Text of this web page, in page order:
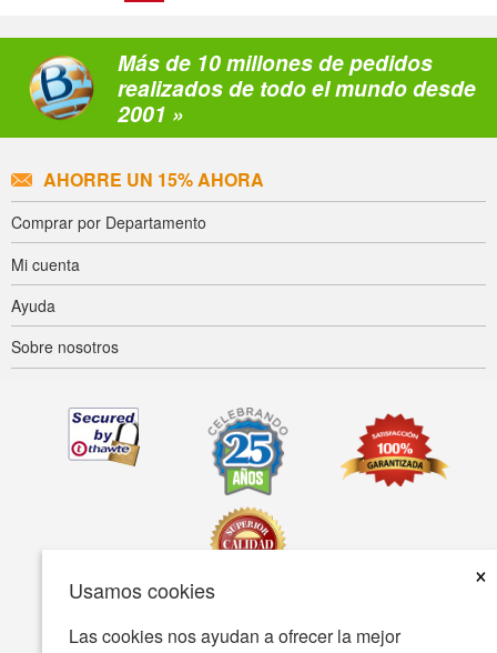
Usamos cookies
×
Las cookies nos ayudan a ofrecer la mejor
Más de 10 millones de pedidos
realizados de todo el mundo desde
2001 »
AHORRE UN 15% AHORA
Comprar por Departamento
Mi cuenta
Ayuda
Sobre nosotros
Accesibilidad Condiciones de uso Política de privacidad